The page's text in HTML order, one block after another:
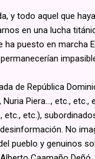
y todo aquel que
en una lucha
ha puesto en
de República
Piera…, etc.,
etc., etc.),
No
pueblo y genuinos